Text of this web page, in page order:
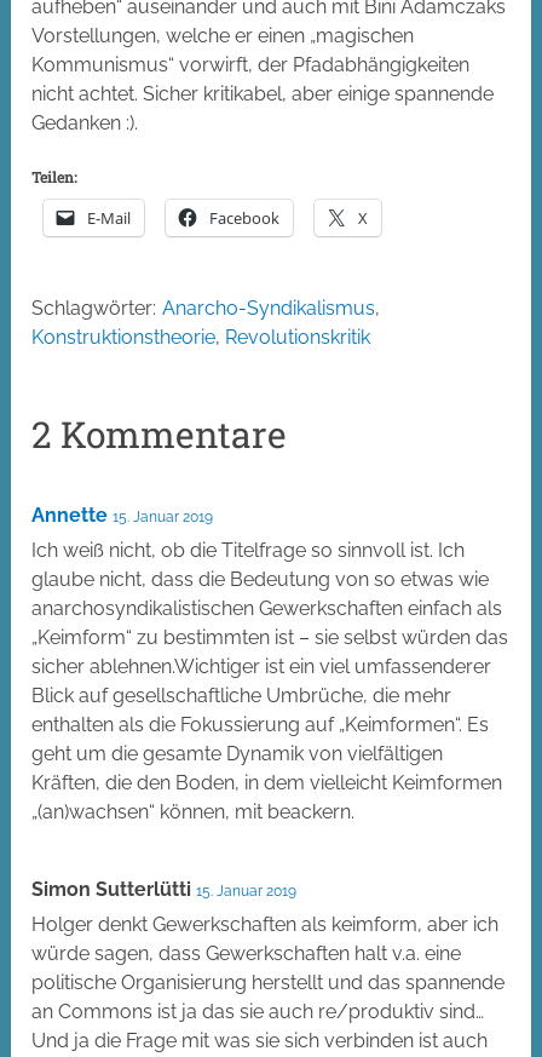
aufheben“ auseinander und auch mit Bini Adamczaks
Vorstellungen, welche er einen „magischen
Kommunismus“ vorwirft, der Pfadabhängigkeiten
nicht achtet. Sicher kritikabel, aber einige spannende
Gedanken :).
Teilen:
E-Mail Facebook X
Schlagwörter: Anarcho-Syndikalismus,
Konstruktionstheorie, Revolutionskritik
2 Kommentare
Annette 15. Januar 2019
Ich weiß nicht, ob die Titelfrage so sinnvoll ist. Ich
glaube nicht, dass die Bedeutung von so etwas wie
anarchosyndikalistischen Gewerkschaften einfach als
„Keimform“ zu bestimmten ist – sie selbst würden das
sicher ablehnen.Wichtiger ist ein viel umfassenderer
Blick auf gesellschaftliche Umbrüche, die mehr
enthalten als die Fokussierung auf „Keimformen“. Es
geht um die gesamte Dynamik von vielfältigen
Kräften, die den Boden, in dem vielleicht Keimformen
„(an)wachsen“ können, mit beackern.
Simon Sutterlütti 15. Januar 2019
Holger denkt Gewerkschaften als keimform, aber ich
würde sagen, dass Gewerkschaften halt v.a. eine
politische Organisierung herstellt und das spannende
an Commons ist ja das sie auch re/produktiv sind…
Und ja die Frage mit was sie sich verbinden ist auch